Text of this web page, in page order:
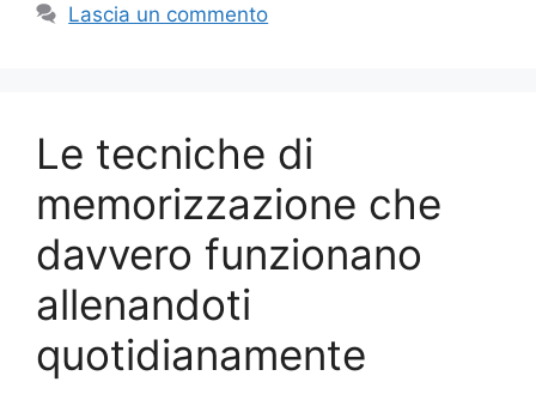
Lascia un commento
Le tecniche di
memorizzazione che
davvero funzionano
allenandoti
quotidianamente